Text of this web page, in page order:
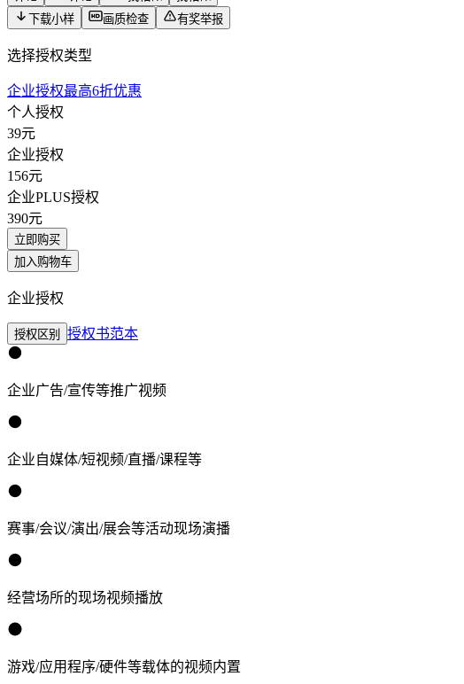
下载小样
画质检查 有奖举报
选择授权类型
企业授权最高6折优惠
个人授权
39元
企业授权
156元
企业PLUS授权
390元
立即购买
加入购物车
企业授权
授权区别 授权书范本
企业广告/宣传等推广视频
企业自媒体/短视频/直播/课程等
赛事/会议/演出/展会等活动现场演播
经营场所的现场视频播放
游戏/应用程序/硬件等载体的视频内置